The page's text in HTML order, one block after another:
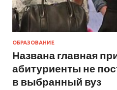
ОБРАЗОВАНИЕ
Названа главная
абитуриенты не
в выбранный вуз